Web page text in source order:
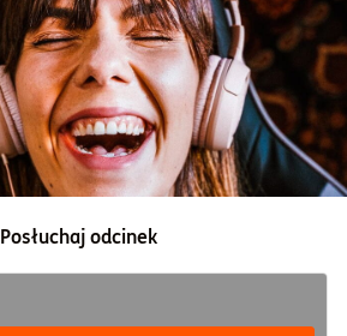
Otwórz konto
Zaloguj
Posłuchaj odcinek